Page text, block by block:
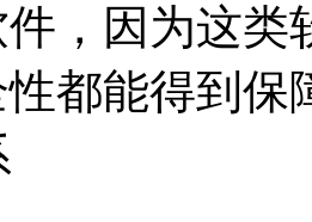
，因为这类
都能得到保